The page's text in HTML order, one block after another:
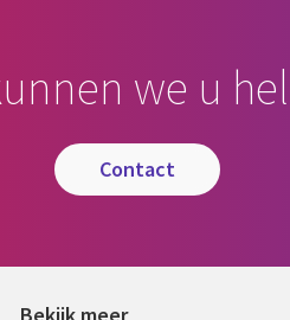
we u
contact